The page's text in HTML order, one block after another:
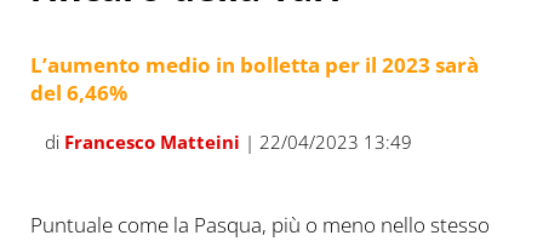
L’aumento medio in bolletta per il 2023 sarà
del 6,46%
di Francesco Matteini | 22/04/2023 13:49
Puntuale come la Pasqua, più o meno nello stesso